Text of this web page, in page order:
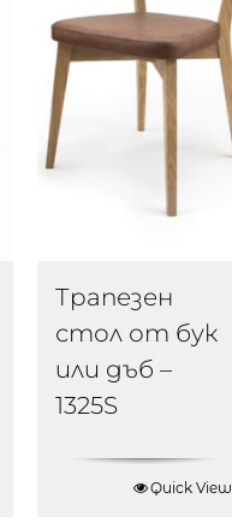
Трапезен
стол от бук
или дъб –
1325S
Quick View